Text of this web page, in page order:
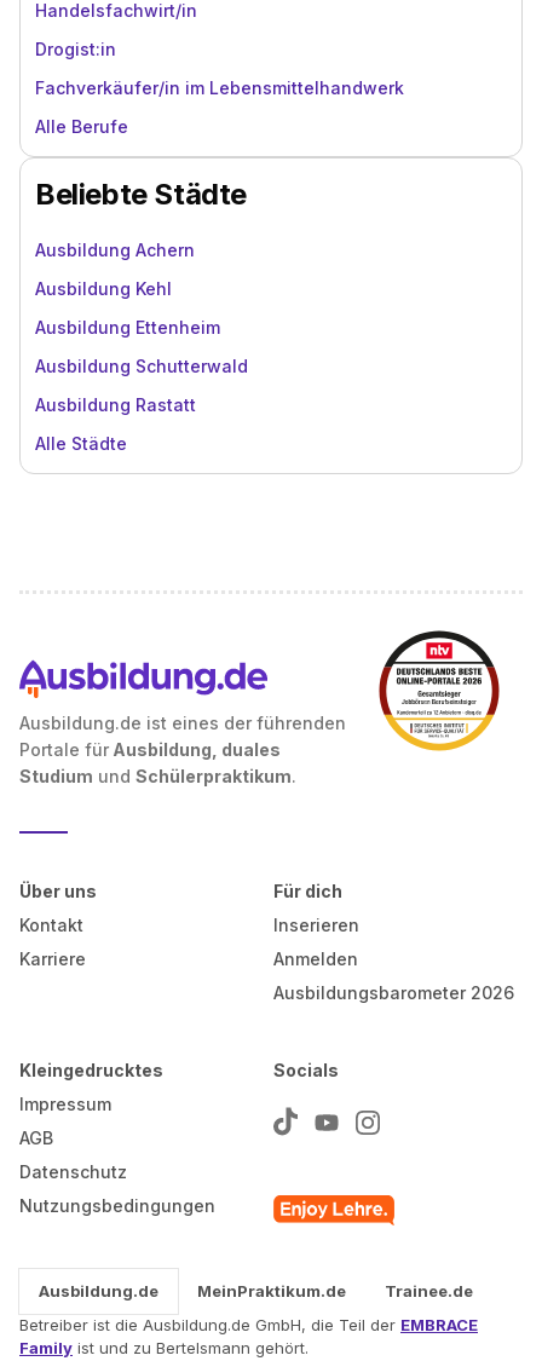
Handelsfachwirt/in
Drogist:in
Fachverkäufer/in im Lebensmittelhandwerk
Alle Berufe
Beliebte Städte
Ausbildung Achern
Ausbildung Kehl
Ausbildung Ettenheim
Ausbildung Schutterwald
Ausbildung Rastatt
Alle Städte
Ausbildung.de ist eines der führenden
Portale für Ausbildung, duales
Studium und Schülerpraktikum.
Über uns
Kontakt
Karriere
Für dich
Inserieren
Anmelden
Ausbildungsbarometer 2026
Kleingedrucktes
Impressum
AGB
Datenschutz
Nutzungsbedingungen
Socials
Ausbildung.de MeinPraktikum.de
Trainee.de
Betreiber ist die Ausbildung.de GmbH, die Teil der EMBRACE
Family ist und zu Bertelsmann gehört.